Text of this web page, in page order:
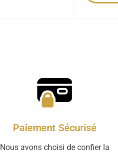
Paiement Sécurisé
Nous avons choisi de confier la